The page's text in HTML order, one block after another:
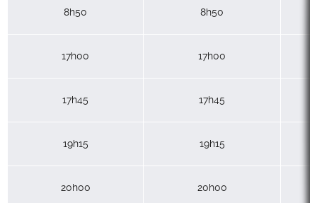
8h50 8h50
17h00 17h00
17h45 17h45
19h15 19h15
20h00 20h00